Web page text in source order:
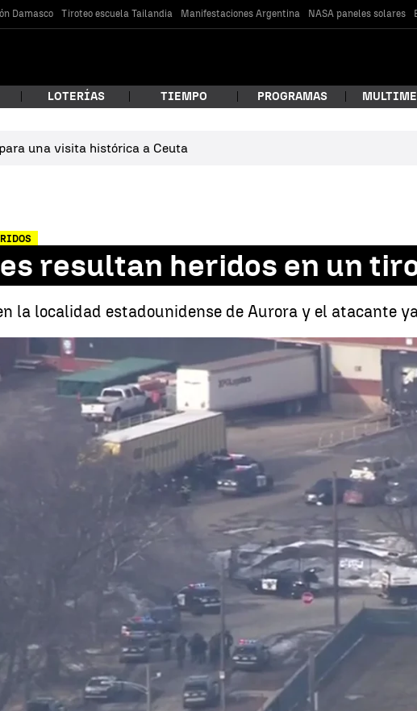
Damasco Tiroteo escuela Tailandia Manifestaciones Argentina NASA paneles solares
Buscar
LOTERÍAS TIEMPO PROGRAMAS
una visita histórica a Ceuta
resultan heridos en un
la localidad estadounidense de Aurora y el atacante
Varios agentes
Whatsapp Linkedin
heridas este viernes a causa de un tiroteo
en la localidad estadounidense de Aurora, en el
lo que las autoridades han confirmado la detención del